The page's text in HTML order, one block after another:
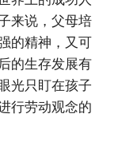
来说，父母培
的精神，又可
的生存发展有
光只盯在孩子
行劳动观念的